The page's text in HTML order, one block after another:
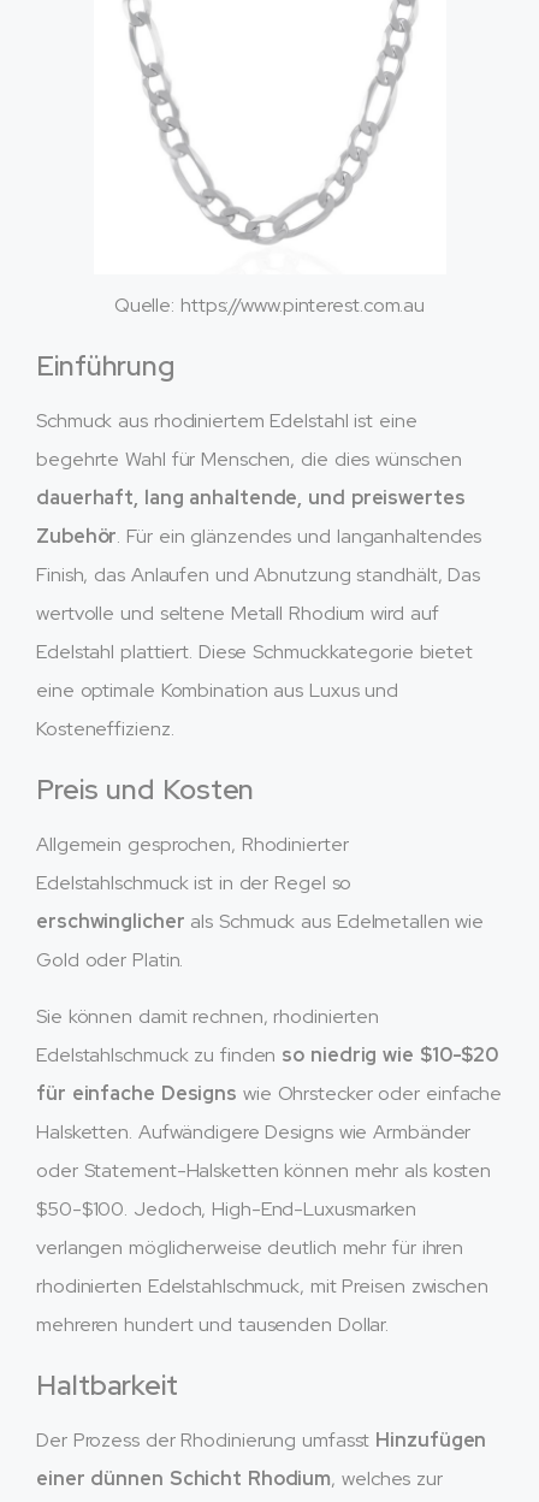
Quelle: https://www.pinterest.com.au
Einführung
Schmuck aus rhodiniertem Edelstahl ist eine
begehrte Wahl für Menschen, die dies wünschen
dauerhaft, lang anhaltende, und preiswertes
Zubehör. Für ein glänzendes und langanhaltendes
Finish, das Anlaufen und Abnutzung standhält, Das
wertvolle und seltene Metall Rhodium wird auf
Edelstahl plattiert. Diese Schmuckkategorie bietet
eine optimale Kombination aus Luxus und
Kosteneffizienz.
Preis und Kosten
Allgemein gesprochen, Rhodinierter
Edelstahlschmuck ist in der Regel so
erschwinglicher als Schmuck aus Edelmetallen wie
Gold oder Platin.
Sie können damit rechnen, rhodinierten
Edelstahlschmuck zu finden so niedrig wie $10-$20
für einfache Designs wie Ohrstecker oder einfache
Halsketten. Aufwändigere Designs wie Armbänder
oder Statement-Halsketten können mehr als kosten
$50-$100. Jedoch, High-End-Luxusmarken
verlangen möglicherweise deutlich mehr für ihren
rhodinierten Edelstahlschmuck, mit Preisen zwischen
mehreren hundert und tausenden Dollar.
Haltbarkeit
Der Prozess der Rhodinierung umfasst Hinzufügen
einer dünnen Schicht Rhodium, welches zur